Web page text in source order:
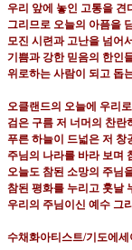
우리 앞에 놓인 고통을 견
그리므로 오늘의 아픔을
모진 시련과 고난을 넘어
기쁨과 강한 믿음의 한인
위로하는 사람이 되고 돕
오클랜드의 오늘에 우리
검은 구름 저 너머의 찬란
푸른 하늘이 드넓은 저 창
주님의 나라를 바라 보며
오늘도 참된 소망의 주님
참된 평화를 누리고 훗날
우리의 주님이신 예수 그
수채화아티스트/기도에세